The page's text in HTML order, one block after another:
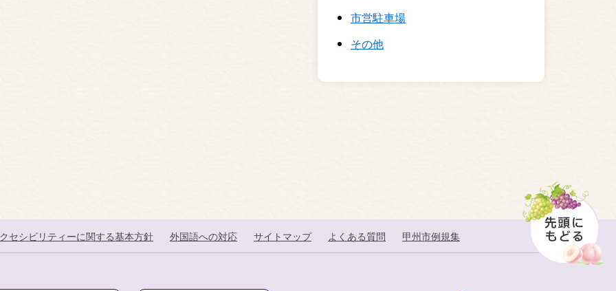
市営駐車場
その他
セシビリティーに関する基本方針 外国語への対応 サイトマップ よくある質問 甲州市例規集